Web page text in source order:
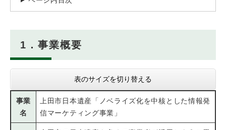
1．事業概要
表のサイズを切り替える
事業
名
上田市日本遺産「ノベライズ化を中核とした情報発
信マーケティング事業」